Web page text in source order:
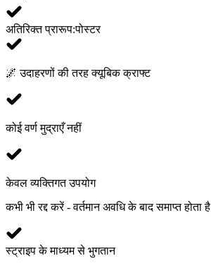
अतिरिक्त प्रारूप:पोस्टर
🌌 उदाहरणों की तरह क्यूबिक क्राफ्ट
कोई वर्ण मुद्राएँ नहीं
केवल व्यक्तिगत उपयोग
कभी भी रद्द करें - वर्तमान अवधि के बाद समाप्त होता है
स्ट्राइप के माध्यम से भुगतान